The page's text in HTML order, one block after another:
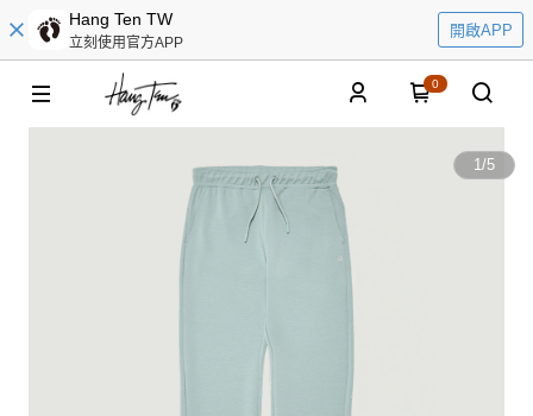
Hang Ten TW
立刻使用官方APP
開啟APP
0
1/5